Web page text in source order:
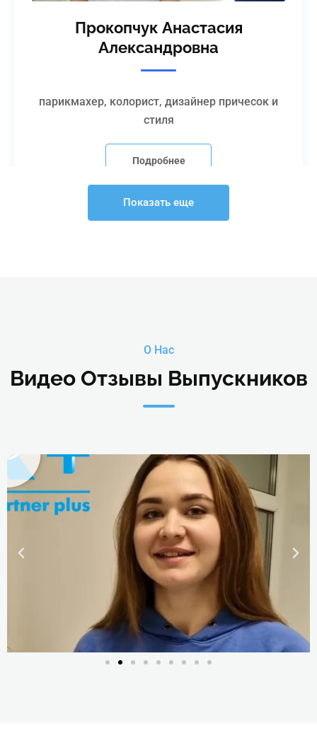
Прокопчук Анастасия
Александровна
парикмахер, колорист, дизайнер причесок и
стиля
Подробнее
Войтенко Анна Юрьевна
Преподаватель, эксперт-оценщик Центра
квалификаций «Партнер Плюс», парикмахер-
стилист, барбер, специалист наращивания
волос
Подробнее
Показать еще
О Нас
Видео Отзывы Выпускников